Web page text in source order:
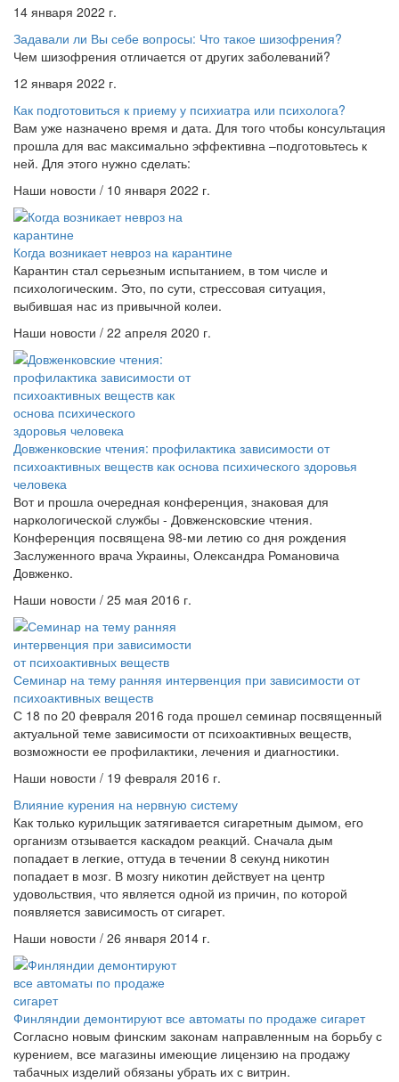
14 января 2022 г.
Задавали ли Вы себе вопросы: Что такое шизофрения?
Чем шизофрения отличается от других заболеваний?
12 января 2022 г.
Как подготовиться к приему у психиатра или психолога?
Вам уже назначено время и дата. Для того чтобы консультация
прошла для вас максимально эффективна –подготовьтесь к
ней. Для этого нужно сделать:
Наши новости / 10 января 2022 г.
Когда возникает невроз на карантине
Карантин стал серьезным испытанием, в том числе и
психологическим. Это, по сути, стрессовая ситуация,
выбившая нас из привычной колеи.
Наши новости / 22 апреля 2020 г.
Довженковские чтения: профилактика зависимости от
психоактивных веществ как основа психического здоровья
человека
Вот и прошла очередная конференция, знаковая для
наркологической службы - Довженсковские чтения.
Конференция посвящена 98-ми летию со дня рождения
Заслуженного врача Украины, Олександра Романовича
Довженко.
Наши новости / 25 мая 2016 г.
Семинар на тему ранняя интервенция при зависимости от
психоактивных веществ
С 18 по 20 февраля 2016 года прошел семинар посвященный
актуальной теме зависимости от психоактивных веществ,
возможности ее профилактики, лечения и диагностики.
Наши новости / 19 февраля 2016 г.
Влияние курения на нервную систему
Как только курильщик затягивается сигаретным дымом, его
организм отзывается каскадом реакций. Сначала дым
попадает в легкие, оттуда в течении 8 секунд никотин
попадает в мозг. В мозгу никотин действует на центр
удовольствия, что является одной из причин, по которой
появляется зависимость от сигарет.
Наши новости / 26 января 2014 г.
Финляндии демонтируют все автоматы по продаже сигарет
Согласно новым финским законам направленным на борьбу с
курением, все магазины имеющие лицензию на продажу
табачных изделий обязаны убрать их с витрин.